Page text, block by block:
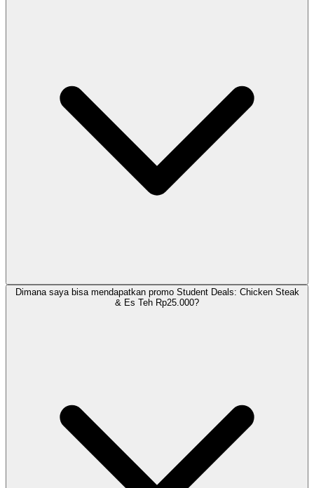
Dimana saya bisa mendapatkan promo Student Deals: Chicken Steak
& Es Teh Rp25.000?